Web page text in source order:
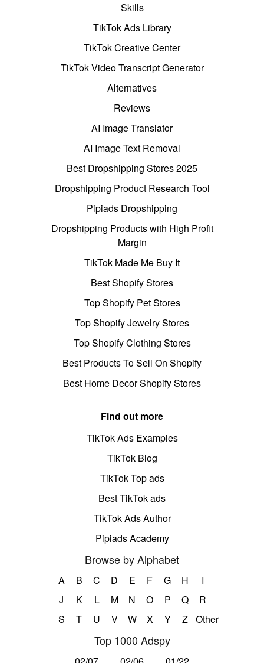
Skills
TikTok Ads Library
TikTok Creative Center
TikTok Video Transcript Generator
Alternatives
Reviews
AI Image Translator
AI Image Text Removal
Best Dropshipping Stores 2025
Dropshipping Product Research Tool
Pipiads Dropshipping
Dropshipping Products with High Profit
Margin
TikTok Made Me Buy It
Best Shopify Stores
Top Shopify Pet Stores
Top Shopify Jewelry Stores
Top Shopify Clothing Stores
Best Products To Sell On Shopify
Best Home Decor Shopify Stores
Find out more
TikTok Ads Examples
TikTok Blog
TikTok Top ads
Best TikTok ads
TikTok Ads Author
Pipiads Academy
Browse by Alphabet
A B C D E F G H
I
J
K L M N O P Q
R
S
T U V W X Y Z Other
Top 1000 Adspy